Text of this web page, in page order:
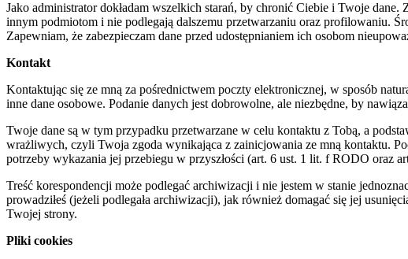
Jako administrator dokładam wszelkich starań, by chronić Ciebie i Twoje
innym podmiotom i nie podlegają dalszemu przetwarzaniu oraz profilowaniu.
Zapewniam, że zabezpieczam dane przed udostępnianiem ich osobom
Kontakt
Kontaktując się ze mną za pośrednictwem poczty elektronicznej, w sposób
inne dane osobowe. Podanie danych jest dobrowolne, ale niezbędne, by
Twoje dane są w tym przypadku przetwarzane w celu kontaktu z Tobą, a
wrażliwych, czyli Twoja zgoda wynikająca z zainicjowania ze mną kontaktu.
potrzeby wykazania jej przebiegu w przyszłości (art. 6 ust. 1 lit. f RODO oraz
Treść korespondencji może podlegać archiwizacji i nie jestem w stanie
prowadziłeś (jeżeli podlegała archiwizacji), jak również domagać się jej
Twojej strony.
Plikicookies